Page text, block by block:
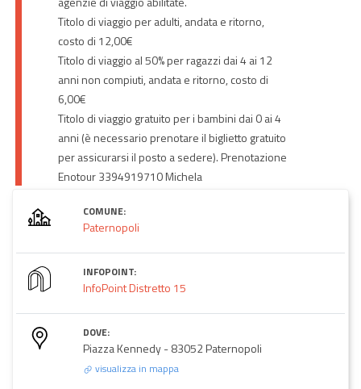
Titolo di viaggio per adulti, andata e ritorno,
costo di 12,00€
Titolo di viaggio al 50% per ragazzi dai 4 ai 12
anni non compiuti, andata e ritorno, costo di
6,00€
Titolo di viaggio gratuito per i bambini dai 0 ai 4
anni (è necessario prenotare il biglietto gratuito
per assicurarsi il posto a sedere). Prenotazione
Enotour 3394919710 Michela
COMUNE:
Paternopoli
INFOPOINT:
InfoPoint Distretto 15
DOVE:
Piazza Kennedy - 83052 Paternopoli
visualizza in mappa